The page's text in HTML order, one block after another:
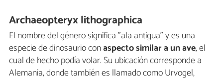
Archaeopteryx lithographica
El nombre del género significa "ala antigua" y es una
especie de dinosaurio conaspecto similar a un ave, el
cual de hecho podía volar. Su ubicación corresponde a
Alemania, donde también es llamado como Urvogel,